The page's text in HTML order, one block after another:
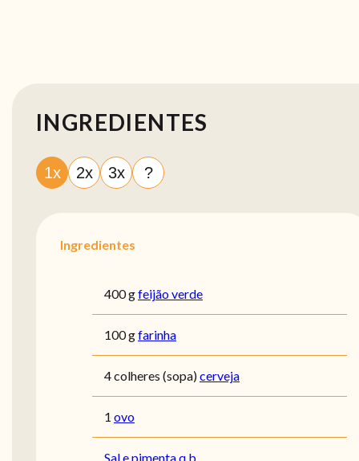
INGREDIENTES
1x 2x 3x ?
Ingredientes
400 gfeijão verde
100 gfarinha
4 colheres (sopa)cerveja
1 ovo
Sal e pimenta q.b.